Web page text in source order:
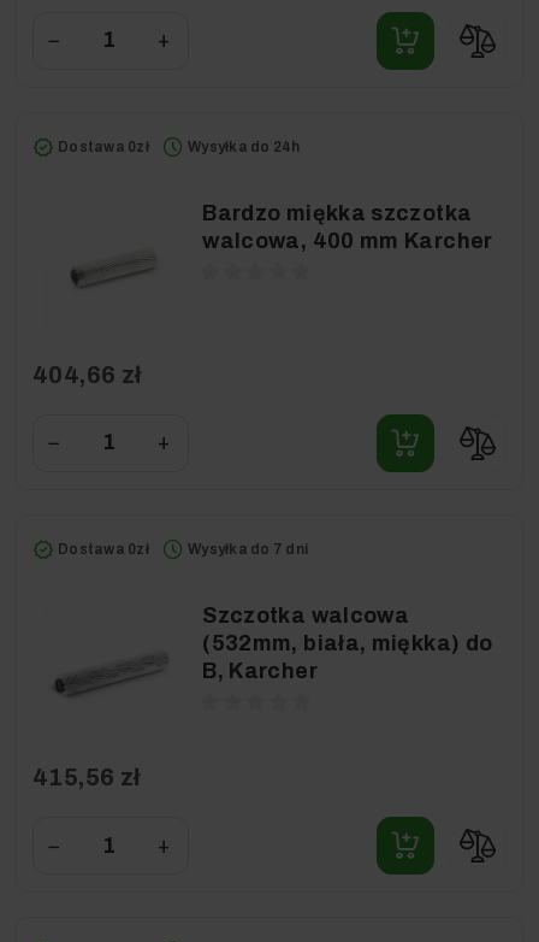
− +
Dostawa 0zł Wysyłka do 24h
Bardzo miękka szczotka
walcowa, 400 mm Karcher
404,66 zł
− +
Dostawa 0zł Wysyłka do 7 dni
Szczotka walcowa
(532mm, biała, miękka) do
B, Karcher
415,56 zł
− +